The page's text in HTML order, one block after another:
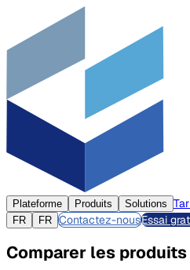
Plateforme Produits Solutions
FR
FR Contactez-nousEssai
Comparer les produits